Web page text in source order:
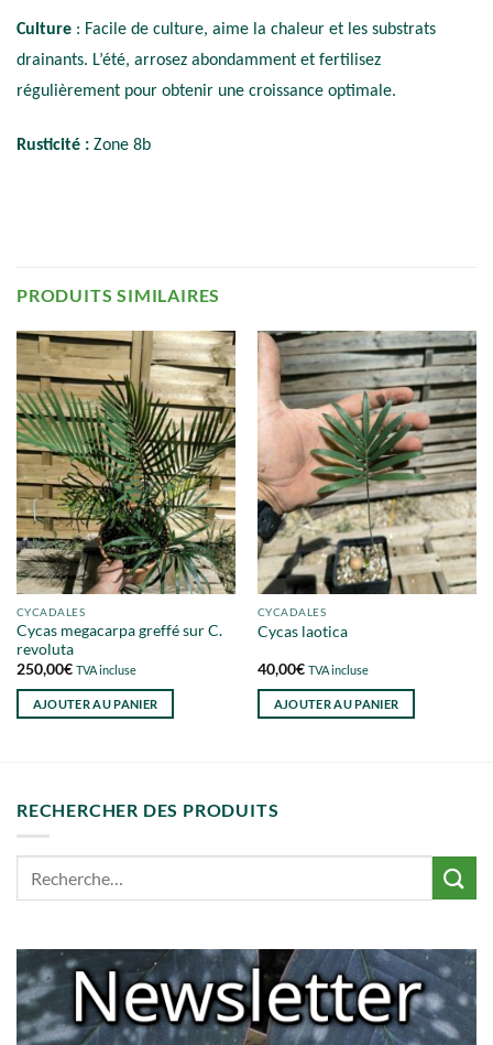
Culture : Facile de culture, aime la chaleur et les substrats
drainants. L’été, arrosez abondamment et fertilisez
régulièrement pour obtenir une croissance optimale.
Rusticité : Zone 8b
PRODUITS SIMILAIRES
CYCADALES
Cycas megacarpa greffé sur C.
revoluta
250,00€ TVA incluse
AJOUTER AU PANIER
CYCADALES
Cycas laotica
40,00€ TVA incluse
AJOUTER AU PANIER
RECHERCHER DES PRODUITS